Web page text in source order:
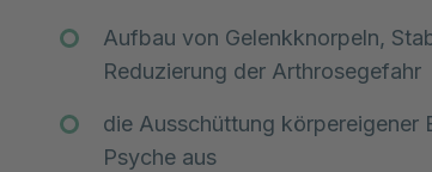
Aufbau von Gelenkknorpeln,
Reduzierung der Arthrosegefahr
die Ausschüttung
Psyche aus